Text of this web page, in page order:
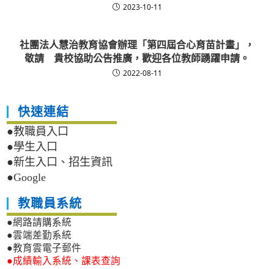
2023-10-11
社團法人慧治教育協會辦理「第四屆合心育苗計畫」，
敬請 貴校協助公告推廣，歡迎各位教師踴躍申請。
2022-08-11
快速連結
●教職員入口
●學生入口
●新生入口、招生資訊
●Google
教職員系統
●網路請購系統
●雲端差勤系統
●教育雲電子郵件
●成績輸入系統、課表查詢